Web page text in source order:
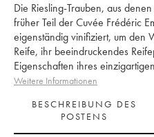
Die Riesling-Trauben, aus
früher Teil der Cuvée Frédéric
eigenständig vinifiziert, um den
Reife, ihr beeindruckendes
Eigenschaften ihres
Weitere Informationen
BESCHREIBUNG DES
POSTENS